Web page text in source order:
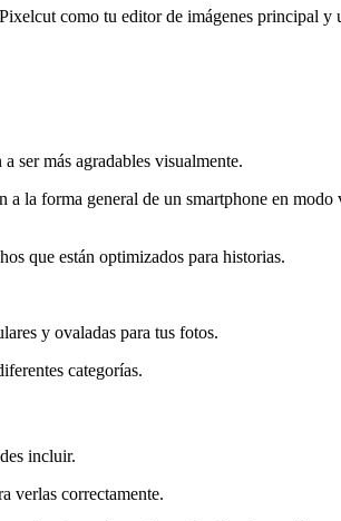
como tu editor de imágenes principal
ser más agradables visualmente.
a la forma general de un smartphone en modo
que están optimizados para historias.
y ovaladas para tus fotos.
categorías.
incluir.
verlas correctamente.